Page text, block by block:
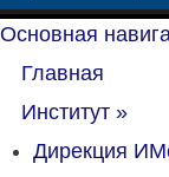
Основная
Главная
Институт »
Дирекция